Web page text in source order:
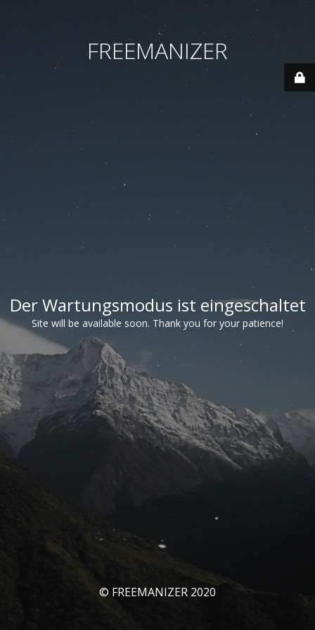
FREEMANIZER
Der Wartungsmodus ist eingeschaltet
Site will be available soon. Thank you for your patience!
© FREEMANIZER 2020